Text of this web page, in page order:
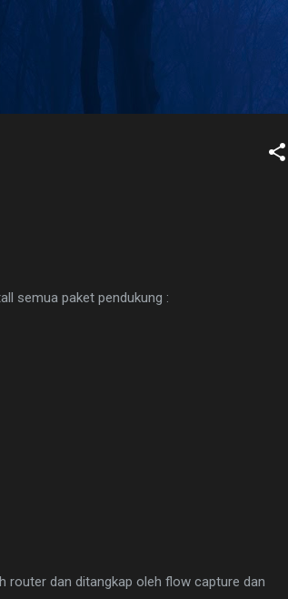
semua paket pendukung :
router dan ditangkap oleh flow capture dan